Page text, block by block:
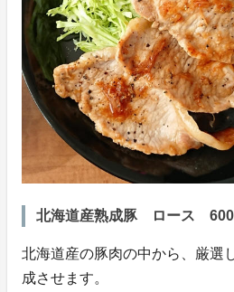
北海道産熟成豚 ロース
北海道産の豚肉の中から、厳選
成させます。